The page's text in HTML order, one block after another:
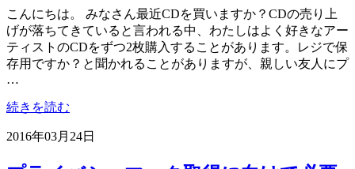
こんにちは。 みなさん最近CDを買いますか？CDの売り上
げが落ちてきていると言われる中、わたしはよく好きなアー
ティストのCDをずつ2枚購入することがあります。レジで保
存用ですか？と聞かれることがありますが、親しい友人にプ
…
続きを読む
2016年03月24日